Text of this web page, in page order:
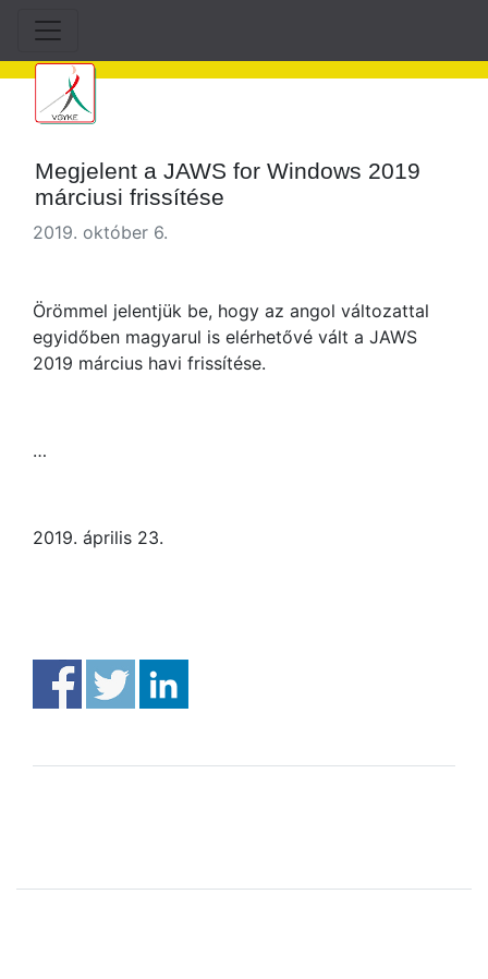
Megjelent a JAWS for Windows 2019
márciusi frissítése
2019. október 6.
Örömmel jelentjük be, hogy az angol változattal
egyidőben magyarul is elérhetővé vált a JAWS
2019 március havi frissítése.
…
2019. április 23.